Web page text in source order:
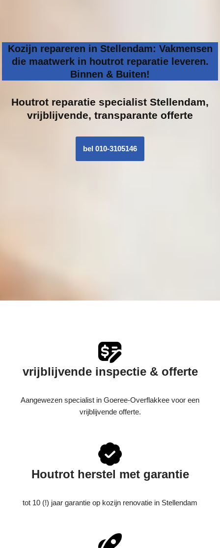
Kozijn repareren in Stellendam: Vakmensen
die maatwerk in houtrot reparatie leveren.
Binnen & Buiten!
Houtrot reparatie specialist Stellendam,
vrijblijvende, transparante offerte
bel 010-3105146
vrijblijvende inspectie & offerte
Aangewezen specialist in Goeree-Overflakkee voor een
vrijblijvende offerte.
Houtrot herstel met garantie
tot 10 (!) jaar garantie op kozijn renovatie in Stellendam